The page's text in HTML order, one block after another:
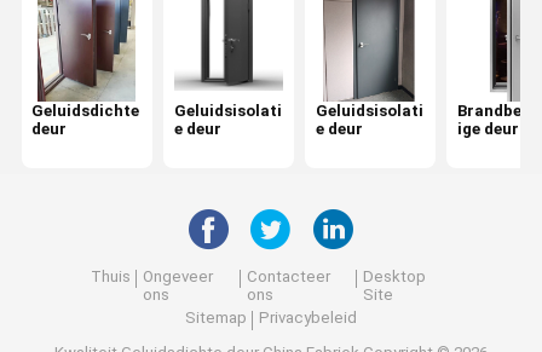
hangende ruimteverdeler
Geluidsdichte telefooncel
Kantoorvergaderpod
Office glas scheidingswand
Geluidsdichte
deur
Geluidsisolati
e deur
Geluidsisolati
e deur
ige deur
Thuis
Ongeveer
ons
Contacteer
ons
Desktop
Site
Sitemap
Privacybeleid